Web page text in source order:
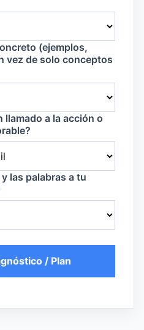
(ejemplos,
vez de solo conceptos
llamado a la acción o
las palabras a tu
/ Plan